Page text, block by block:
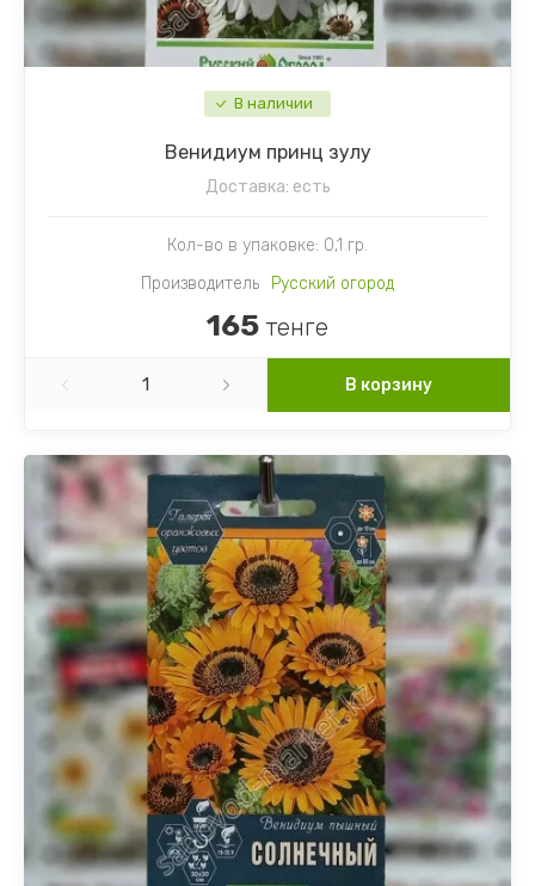
В наличии
Венидиум принц зулу
Доставка: есть
Кол-во в упаковке: 0,1 гр.
Производитель
Русский огород
165 тенге
В корзину